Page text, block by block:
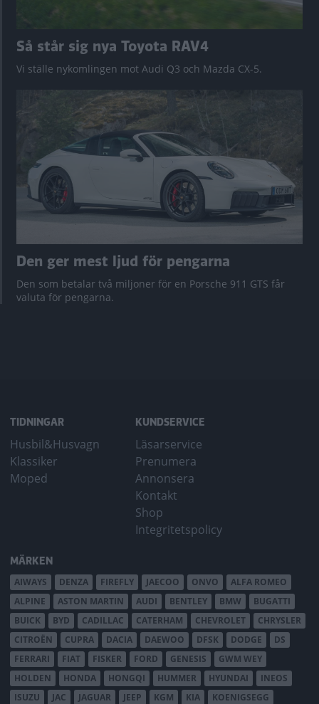
Så står sig nya Toyota RAV4
Vi ställe nykomlingen mot Audi Q3 och Mazda CX-5.
Den ger mest ljud för pengarna
Den som betalar två miljoner för en Porsche 911 GTS får
valuta för pengarna.
TIDNINGAR
Husbil&Husvagn
Klassiker
Moped
KUNDSERVICE
Läsarservice
Prenumera
Annonsera
Kontakt
Shop
Integritetspolicy
MÄRKEN
AIWAYS DENZA FIREFLY JAECOO ONVO
ALFA ROMEO
ALPINE
ASTON MARTIN AUDI BENTLEY BMW
BUGATTI
BUICK
BYD CADILLAC CATERHAM CHEVROLET
CHRYSLER
CITROËN
CUPRA DACIA DAEWOO DFSK DODGE
DS
FERRARI
FIAT FISKER FORD GENESIS
GWM WEY
HOLDEN
HONDA HONGQI HUMMER HYUNDAI
INEOS
ISUZU
JAC JAGUAR JEEP KGM KIA KOENIGSEGG